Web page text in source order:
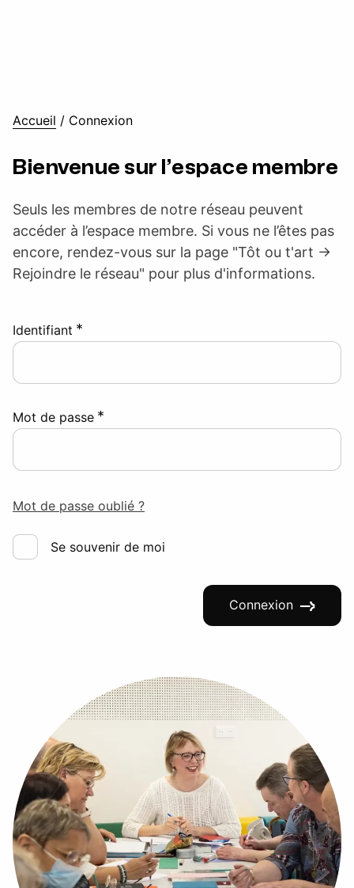
Accueil / Connexion
Bienvenue sur l’espace membre
Seuls les membres de notre réseau peuvent
accéder à l’espace membre. Si vous ne l’êtes pas
encore, rendez-vous sur la page "Tôt ou t'art ->
Rejoindre le réseau" pour plus d'informations.
Identifiant *
Mot de passe *
Mot de passe oublié ?
Se souvenir de moi
Connexion